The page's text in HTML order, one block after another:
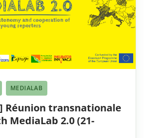
MEDIALAB
Réunion transnationale
MediaLab 2.0 (21-